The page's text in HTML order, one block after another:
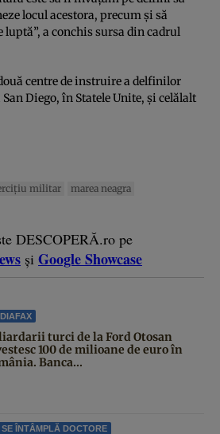
locul acestora, precum şi să
luptă”, a conchis sursa din cadrul
centre de instruire a delfinilor
Diego, în Statele Unite, şi celălalt
militar marea neagra
DESCOPERĂ.ro pe
și Google Showcase
turci de la Ford Otosan
100 de milioane de euro în
Banca...
SE ÎNTÂMPLĂ DOCTORE